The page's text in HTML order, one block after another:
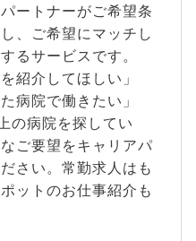
ートナーがご希望条
、ご希望にマッチし
るサービスです。
紹介してほしい」
病院で働きたい」
の病院を探してい
ご要望をキャリアパ
さい。常勤求人はも
ットのお仕事紹介も